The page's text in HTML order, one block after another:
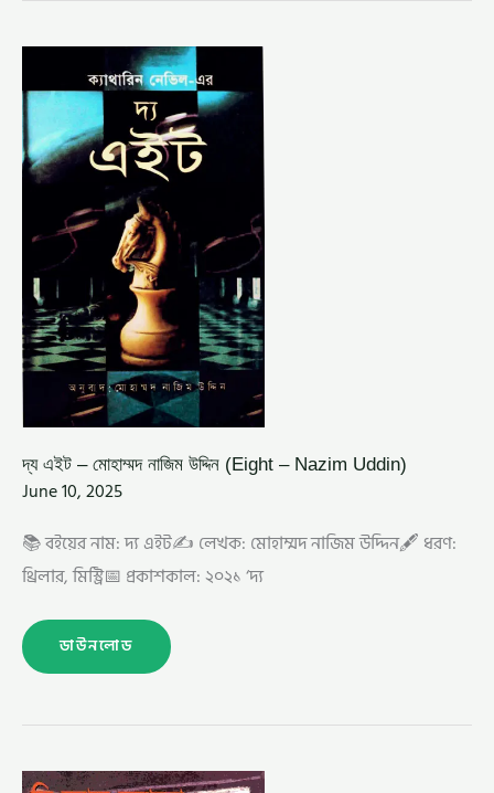
দ্য এইট – মোহাম্মদ নাজিম উদ্দিন (Eight – Nazim Uddin)
June 10, 2025
📚 বইয়ের নাম: দ্য এইট✍️ লেখক: মোহাম্মদ নাজিম উদ্দিন🖋️ ধরণ:
থ্রিলার, মিস্ট্রি📅 প্রকাশকাল: ২০২১ ‘দ্য
দ্য
মোহাম্মদ
নাজিম
উদ্দিন
(EIGHT
–
NAZIM
UDDIN)
ডাউনলোড
দি